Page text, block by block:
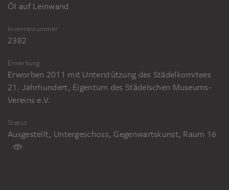
Öl auf Leinwand
Inventarnummer
2382
Erwerbung
Erworben 2011 mit Unterstützung des Städelkomitees
21. Jahrhundert, Eigentum des Städelschen Museums-
Vereins e.V.
Status
Ausgestellt, Untergeschoss, Gegenwartskunst, Raum 16